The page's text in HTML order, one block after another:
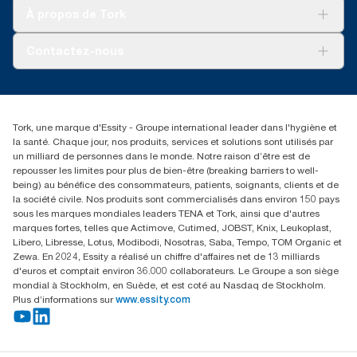
01 85 07 92 00
Tork, une marque d'Essity - Groupe international leader dans l'hygiène et
la santé. Chaque jour, nos produits, services et solutions sont utilisés par
un milliard de personnes dans le monde. Notre raison d’être est de
repousser les limites pour plus de bien-être (breaking barriers to well-
being) au bénéfice des consommateurs, patients, soignants, clients et de
la société civile. Nos produits sont commercialisés dans environ 150 pays
sous les marques mondiales leaders TENA et Tork, ainsi que d'autres
marques fortes, telles que Actimove, Cutimed, JOBST, Knix, Leukoplast,
Libero, Libresse, Lotus, Modibodi, Nosotras, Saba, Tempo, TOM Organic et
Zewa. En 2024, Essity a réalisé un chiffre d'affaires net de 13 milliards
d'euros et comptait environ 36.000 collaborateurs. Le Groupe a son siège
mondial à Stockholm, en Suède, et est coté au Nasdaq de Stockholm.
Plus d’informations sur www.essity.com